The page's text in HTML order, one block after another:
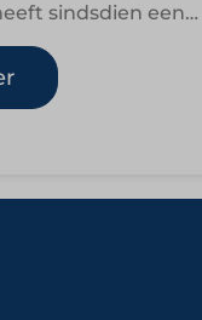
sindsdien een
groei